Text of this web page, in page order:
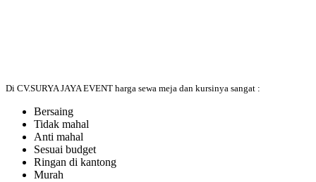
Di CV.SURYA JAYA EVENT harga sewa meja dan kursinya sangat :
Bersaing
Tidak mahal
Anti mahal
Sesuai budget
Ringan di kantong
Murah